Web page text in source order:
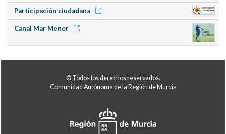
Participación ciudadana
Canal Mar Menor
© Todos los derechos reservados.
Comunidad Autónoma de la Región de Murcia